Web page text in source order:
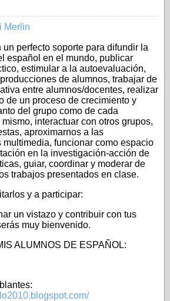
Merlin
un perfecto soporte para difundir la
español en el mundo, publicar
estimular a la autoevaluación,
de alumnos, trabajar de
entre alumnos/docentes, realizar
de un proceso de crecimiento y
del grupo como de cada
interactuar con otros grupos,
aproximarnos a las
multimedia, funcionar como espacio
en la investigación-acción de
guiar, coordinar y moderar de
trabajos presentados en clase.
y a participar:
un vistazo y contribuir con tus
muy bienvenido.
ALUMNOS DE ESPAÑOL: